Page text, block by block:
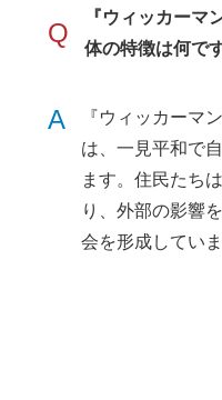
Q
『ウィッカーマ
体の特徴は何で
A
『ウィッカーマ
は、一見平和で
ます。住民たち
り、外部の影響
会を形成していま